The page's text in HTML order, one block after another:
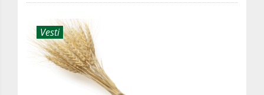
Vesti